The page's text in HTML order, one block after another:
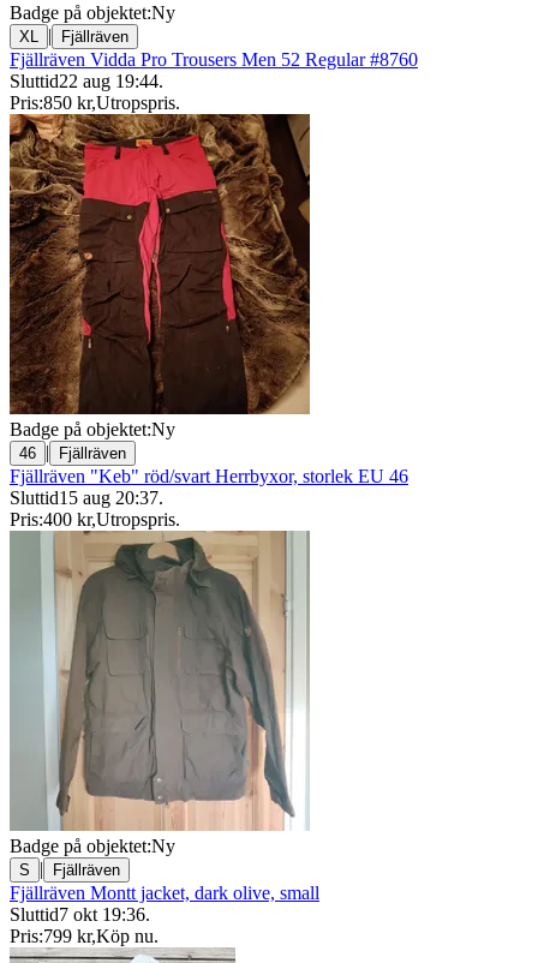
Badge på objektet:Ny
XL | Fjällräven
Fjällräven Vidda Pro Trousers Men 52 Regular #8760
Sluttid22 aug 19:44.
Pris:850 kr,Utropspris.
Badge på objektet:Ny
46 | Fjällräven
Fjällräven "Keb" röd/svart Herrbyxor, storlek EU 46
Sluttid15 aug 20:37.
Pris:400 kr,Utropspris.
Badge på objektet:Ny
S | Fjällräven
Fjällräven Montt jacket, dark olive, small
Sluttid7 okt 19:36.
Pris:799 kr,Köp nu.